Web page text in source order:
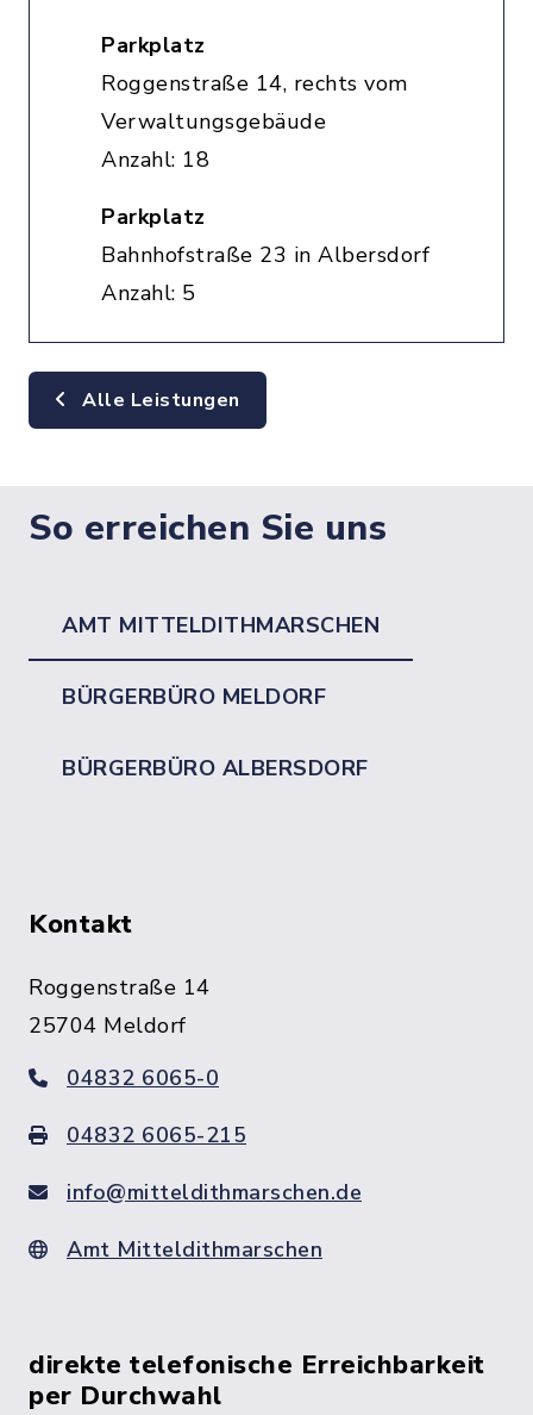
Parkplatz
Roggenstraße 14, rechts vom
Verwaltungsgebäude
Anzahl: 18
Parkplatz
Bahnhofstraße 23 in Albersdorf
Anzahl: 5
Alle Leistungen
So erreichen Sie uns
AMT MITTELDITHMARSCHEN
BÜRGERBÜRO MELDORF
BÜRGERBÜRO ALBERSDORF
Kontakt
Roggenstraße 14
25704 Meldorf
04832 6065-0
04832 6065-215
info@mitteldithmarschen.de
Amt Mitteldithmarschen
direkte telefonische Erreichbarkeit
per Durchwahl